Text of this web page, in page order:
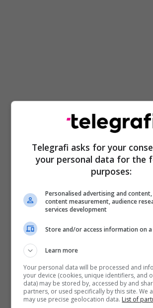
Kujtim Gashi Natalya Apostolova
Telegrafi asks for your
your personal data for the
purposes:
Personalised advertising and
content measurement, audience
services development
Store and/or access information on a
Learn more
Your personal data will be processed and
your device (cookies, unique identifiers, and
data) may be stored by, accessed by and
partners, or used specifically by this site. We
may use precise geolocation data. List of